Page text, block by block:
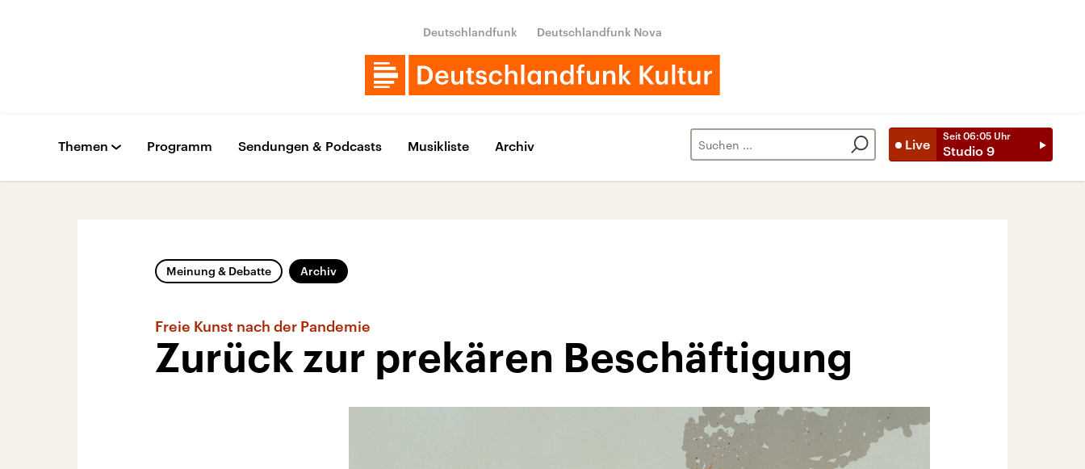
Deutschlandfunk Deutschlandfunk Nova
Live
Seit 06:05 Uhr
Studio 9
Themen Programm Sendungen & Podcasts Musikliste Archiv
Meinung & Debatte Archiv
Freie Kunst nach der Pandemie
Zurück zur prekären Beschäftigung